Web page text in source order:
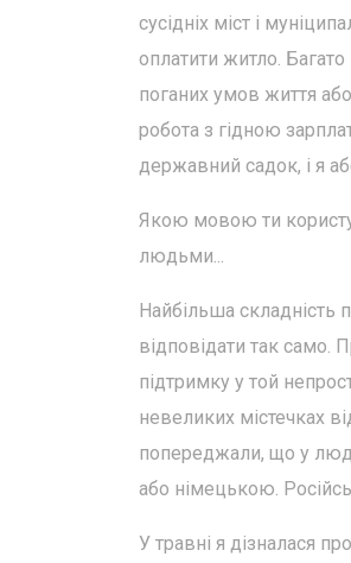
сусідніх міст і
оплатити житло.
поганих умов життя
робота з гідною
державний садок, і я
Якою мовою ти
людьми...
Найбільша складність
відповідати так само.
підтримку у той
невеликих містечках
попереджали, що у
або німецькою.
У травні я дізналася